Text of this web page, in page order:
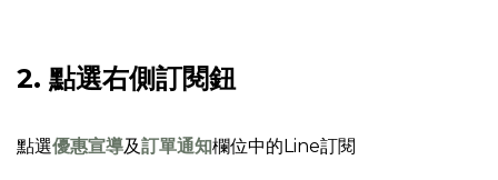
2. 點選右側訂閱鈕
點選優惠宣導及訂單通知欄位中的Line訂閱